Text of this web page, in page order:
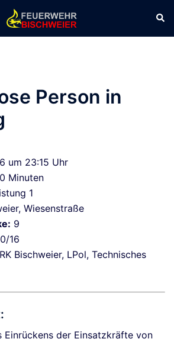
Person in
um 23:15 Uhr
Minuten
1
Wiesenstraße
9
16
Bischweier, LPol, Technisches
Einrückens der Einsatzkräfte von